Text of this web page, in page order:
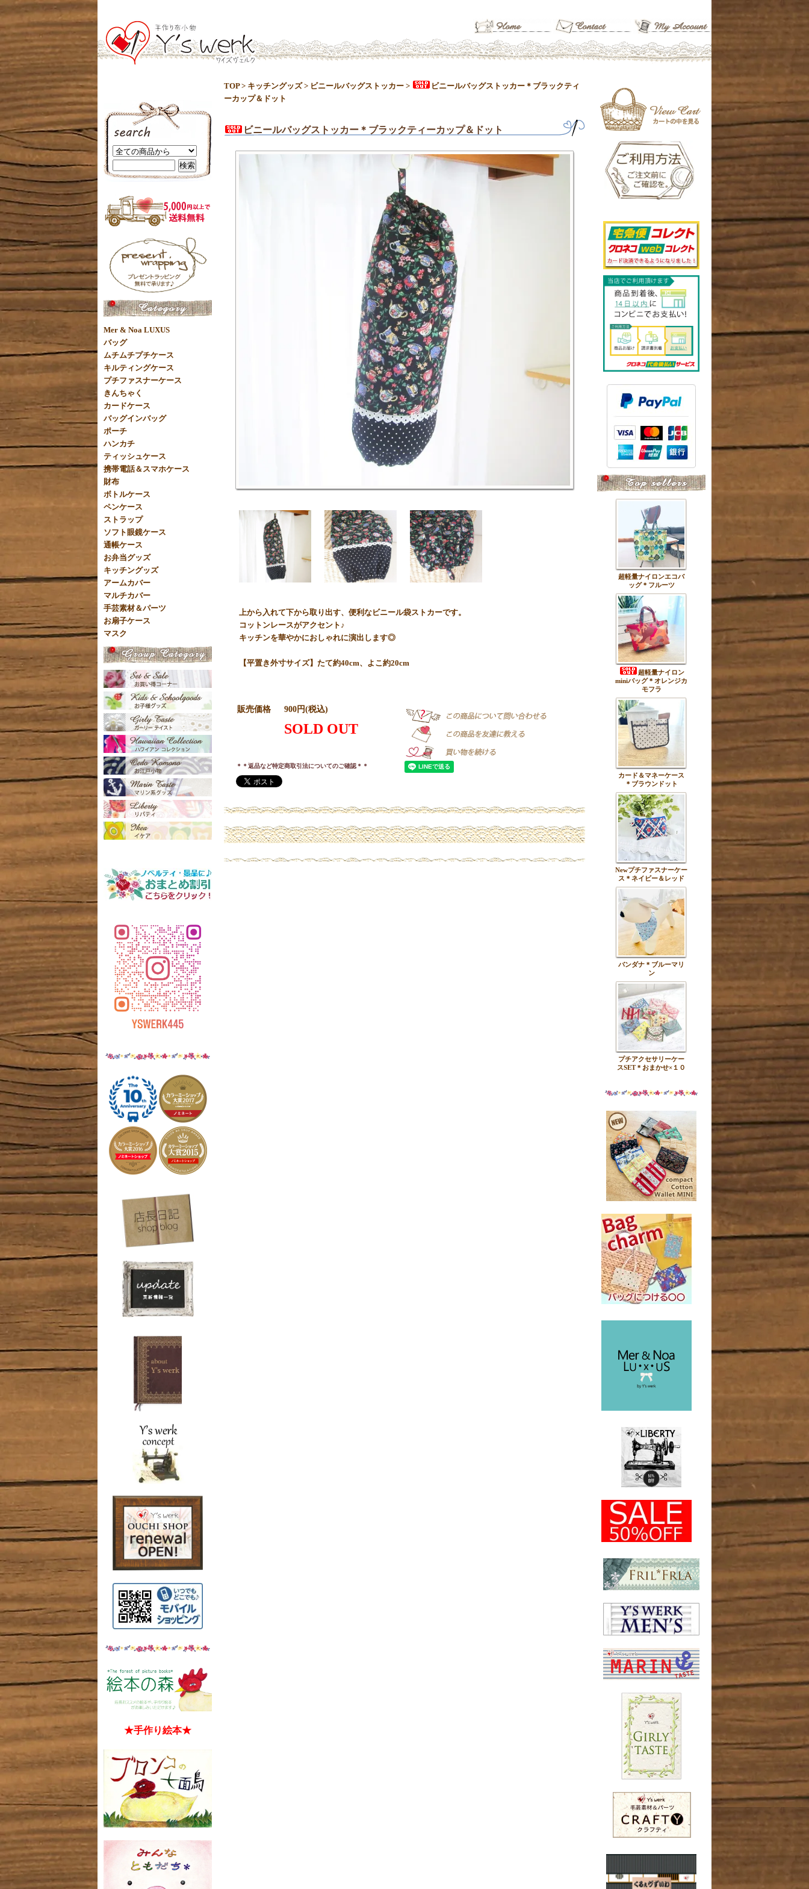
TOP> キッチングッズ> ビニールバッグストッカー >
ビニールバッグストッカー＊ブラックティ
ーカップ＆ドット
ビニールバッグストッカー＊ブラックティーカップ＆ドット
上から入れて下から取り出す、便利なビニール袋ストカーです。
コットンレースがアクセント♪
キッチンを華やかにおしゃれに演出します◎
【平置き外寸サイズ】たて約40cm、よこ約20cm
販売価格 900円(税込)
SOLD OUT
＊＊返品など特定商取引法についてのご確認＊＊
Mer & Noa LUXUS
バッグ
ムチムチプチケース
キルティングケース
プチファスナーケース
きんちゃく
カードケース
バッグインバッグ
ポーチ
ハンカチ
ティッシュケース
携帯電話＆スマホケース
財布
ボトルケース
ペンケース
ストラップ
ソフト眼鏡ケース
通帳ケース
お弁当グッズ
キッチングッズ
アームカバー
マルチカバー
手芸素材＆パーツ
お扇子ケース
マスク
★手作り絵本★
超軽量ナイロンエコバ
ッグ＊フルーツ
超軽量ナイロン
miniバッグ＊オレンジカ
モフラ
カード＆マネーケース
＊ブラウンドット
Newプチファスナーケー
ス＊ネイビー＆レッド
バンダナ＊ブルーマリ
ン
プチアクセサリーケー
スSET＊おまかせ×１０